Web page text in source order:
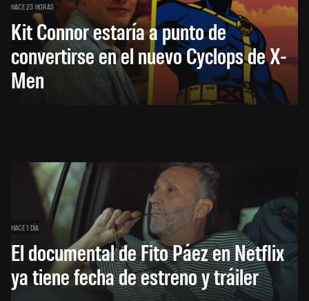
HACE 23 HORAS
Kit Connor estaría a punto de
convertirse en el nuevo Cyclops de X-
Men
HACE 1 DÍA
El documental de Fito Páez en Netflix
ya tiene fecha de estreno y tráiler